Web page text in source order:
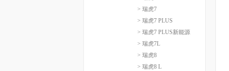
> 瑞虎7
> 瑞虎7 PLUS
> 瑞虎7 PLUS新能源
> 瑞虎7L
> 瑞虎8
> 瑞虎8 L